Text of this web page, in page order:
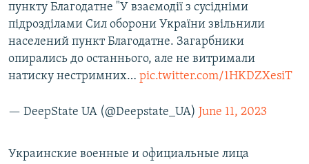
пункту Благодатне "У взаємодії з сусідніми
підрозділами Сил оборони України звільнили
населений пункт Благодатне. Загарбники
опирались до останнього, але не витримали
натиску нестримних… pic.twitter.com/1HKDZXesiT
— DeepState UA (@Deepstate_UA) June 11, 2023
Украинские военные и официальные лица